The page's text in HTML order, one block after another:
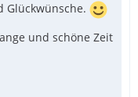
Glückwünsche.
und schöne Zeit